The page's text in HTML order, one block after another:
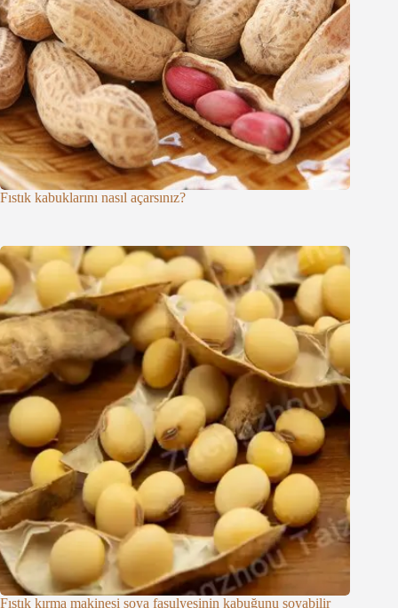
Fıstık kabuklarını nasıl açarsınız?
Fıstık kırma makinesi soya fasulyesinin kabuğunu soyabilir